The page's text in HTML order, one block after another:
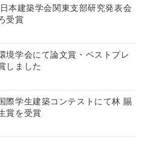
本建築学会関東支部研究発表会
受賞
境学会にて論文賞・ベストプレ
しました
際学生建築コンテストにて林 賜
賞を受賞